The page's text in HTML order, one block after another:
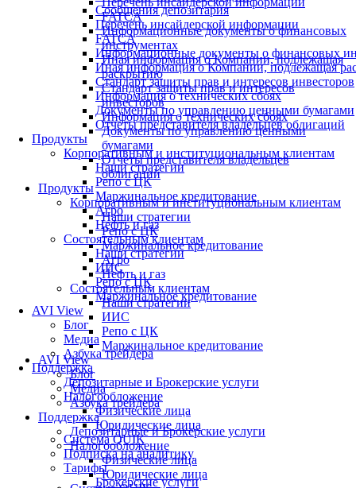
Сообщения депозитария
Перечень инсайдерской информации
FATCA
Информационные документы о финансовых
Иная информация о Компании, подлежащая
Стандарт защиты прав и интересов инвесторов
Информация о технических сбоях
Документы по управлению ценными бумагами
Отчеты представителя владельцев облигаций
Продукты
Корпоративным и институциональным клиентам
Наши стратегии
Репо с ЦК
Маржинальное кредитование
Агро
Нефть и газ
Состоятельным клиентам
Наши стратегии
ИИС
Репо с ЦК
Маржинальное кредитование
AVI View
Блог
Медиа
Азбука трейдера
Поддержка
Депозитарные и Брокерские услуги
Налогообложение
Физические лица
Юридические лица
Система QUIK
Подписка на аналитику
Тарифы
Брокерские услуги
FATCA
Информационные документы о финансовых
инструментах
Иная информация о Компании, подлежащая
раскрытию
Стандарт защиты прав и интересов
инвесторов
Информация о технических сбоях
Документы по управлению ценными
бумагами
Отчеты представителя владельцев
облигаций
Продукты
Корпоративным и институциональным клиентам
Наши стратегии
Репо с ЦК
Маржинальное кредитование
Агро
Нефть и газ
Состоятельным клиентам
Наши стратегии
ИИС
Репо с ЦК
Маржинальное кредитование
AVI View
Блог
Медиа
Азбука трейдера
Поддержка
Депозитарные и Брокерские услуги
Налогообложение
Физические лица
Юридические лица